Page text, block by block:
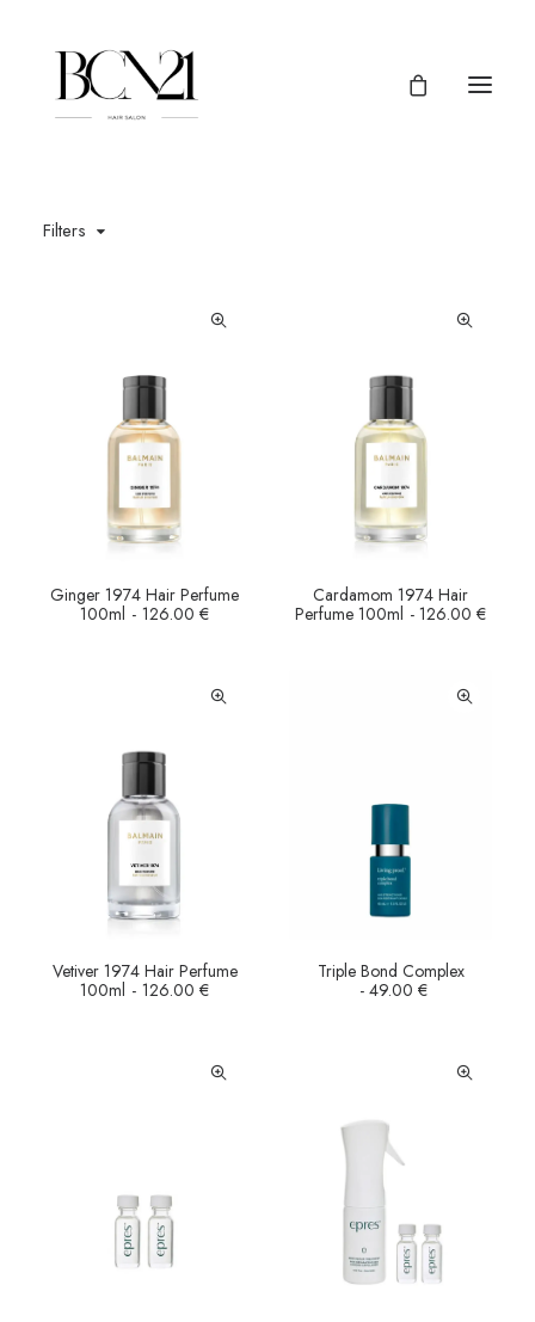
Filters
AÑADIR AL CARRITO
Ginger 1974 Hair Perfume
100ml
126.00 € AÑADIR AL CARRITO
Cardamom 1974 Hair
Perfume 100ml
126.00€
AÑADIR AL CARRITO
Vetiver 1974 Hair Perfume
100ml
126.00 € LEER MÁS
Triple Bond Complex
49.00€